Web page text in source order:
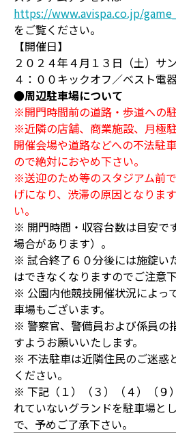
https://www.avispa.co.jp/
をご覧ください。
【開催日】
２０２４年４月１３日（土）サ
４：００キックオフ／ベスト電
●周辺駐車場について
※開門時間前の道路・歩道への
※近隣の店舗、商業施設、月極
開催会場や道路などへの不法駐
ので絶対におやめ下さい。
※送迎のため等のスタジアム前
げになり、渋滞の原因となりま
い。
※ 開門時間・収容台数は目安で
場合があります）。
※ 試合終了６０分後には施錠い
はできなくなりますのでご注意下
※ 公園内他競技開催状況によっ
車場もございます。
※ 警察官、警備員および係員の
すようお願いいたします。
※ 不法駐車は近隣住民のご迷惑
ください。
※ 下記（１）（３）（４）（９
れていないグランドを駐車場と
で、予めご了承下さい。